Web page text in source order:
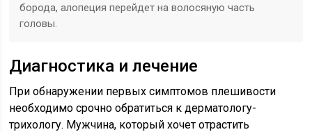
борода, алопеция перейдет на волосяную часть
головы.
Диагностика и лечение
При обнаружении первых симптомов плешивости
необходимо срочно обратиться к дерматологу-
трихологу. Мужчина, который хочет отрастить